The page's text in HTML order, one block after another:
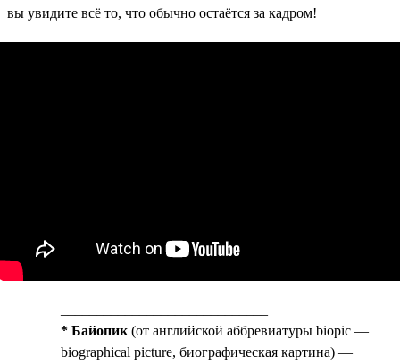
вы увидите всё то, что обычно остаётся за кадром!
* Байопик (от английской аббревиатуры biopic —
biographical picture, биографическая картина) —